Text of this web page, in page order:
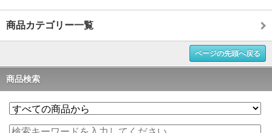
商品カテゴリー一覧
ページの先頭へ戻る
商品検索